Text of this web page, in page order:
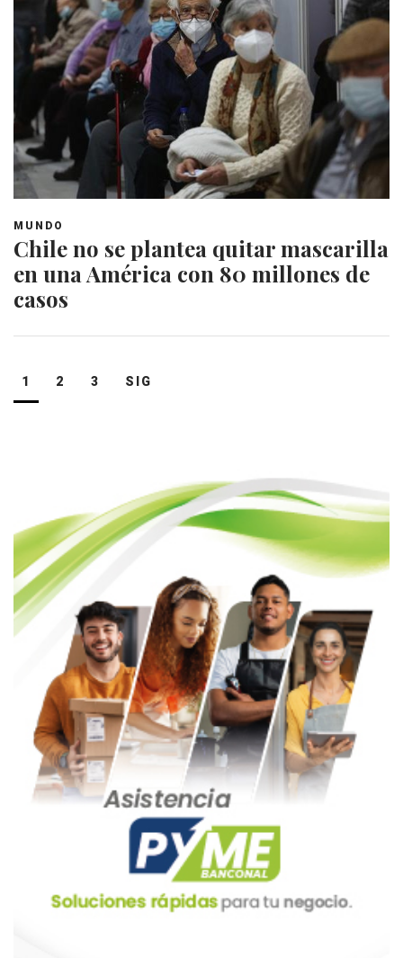
MUNDO
Chile no se plantea quitar mascarilla
en una América con 80 millones de
casos
Navegación
de
1 2 3 SIG